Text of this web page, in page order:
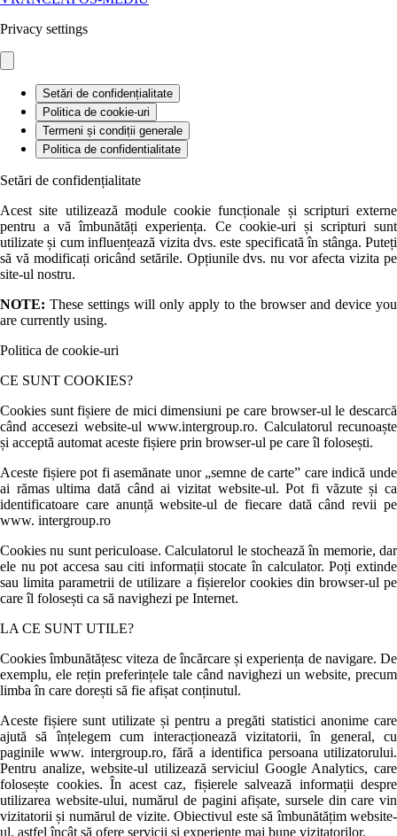
Privacy settings
Setări de confidențialitate
Politica de cookie-uri
Termeni și condiții generale
Politica de confidentialitate
Setări de confidențialitate
Acest site utilizează module cookie funcționale și scripturi externe
pentru a vă îmbunătăți experiența. Ce cookie-uri și scripturi sunt
utilizate și cum influențează vizita dvs. este specificată în stânga. Puteți
să vă modificați oricând setările. Opțiunile dvs. nu vor afecta vizita pe
site-ul nostru.
NOTE: These settings will only apply to the browser and device you
are currently using.
Politica de cookie-uri
CE SUNT COOKIES?
Cookies sunt fișiere de mici dimensiuni pe care browser-ul le descarcă
când accesezi website-ul www.intergroup.ro. Calculatorul recunoaște
și acceptă automat aceste fișiere prin browser-ul pe care îl folosești.
Aceste fișiere pot fi asemănate unor „semne de carte” care indică unde
ai rămas ultima dată când ai vizitat website-ul. Pot fi văzute și ca
identificatoare care anunță website-ul de fiecare dată când revii pe
www. intergroup.ro
Cookies nu sunt periculoase. Calculatorul le stochează în memorie, dar
ele nu pot accesa sau citi informații stocate în calculator. Poți extinde
sau limita parametrii de utilizare a fișierelor cookies din browser-ul pe
care îl folosești ca să navighezi pe Internet.
LA CE SUNT UTILE?
Cookies îmbunătățesc viteza de încărcare și experiența de navigare. De
exemplu, ele rețin preferințele tale când navighezi un website, precum
limba în care dorești să fie afișat conținutul.
Aceste fișiere sunt utilizate și pentru a pregăti statistici anonime care
ajută să înțelegem cum interacționează vizitatorii, în general, cu
paginile www. intergroup.ro, fără a identifica persoana utilizatorului.
Pentru analize, website-ul utilizează serviciul Google Analytics, care
folosește cookies. În acest caz, fișierele salvează informații despre
utilizarea website-ului, numărul de pagini afișate, sursele din care vin
vizitatorii și numărul de vizite. Obiectivul este să îmbunătățim website-
ul, astfel încât să ofere servicii și experiențe mai bune vizitatorilor.